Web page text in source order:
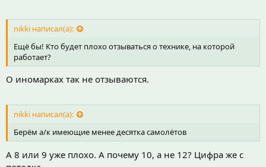
nikki написал(а):
Ещё бы! Кто будет плохо отзываться о технике, на которой
работает?
О иномарках так не отзываются.
nikki написал(а):
Берём а/к имеющие менее десятка самолётов
А 8 или 9 уже плохо. А почему 10, а не 12? Цифра же с